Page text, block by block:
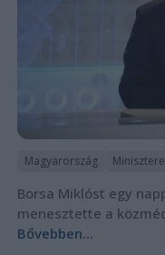
Magyarország
Borsa Miklóst egy
menesztette a
Bővebben...